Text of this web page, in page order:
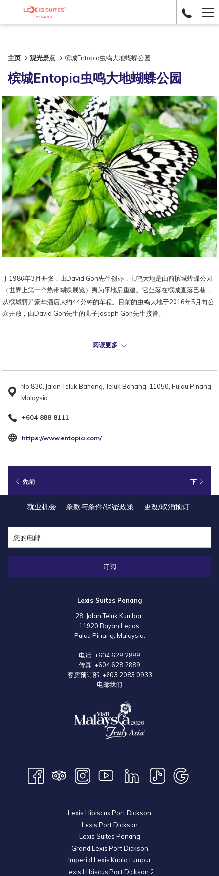
主页 观光景点 槟城Entopia虫鸣大地蝴蝶公园
槟城Entopia虫鸣大地蝴蝶公园
于1986年3月开张，由David Goh先生创办，虫鸣大地是由前槟城蝴蝶公园
（世界上第一个热带蝴蝶展览）夷为平地后重建。它坐落在槟城直落巴巷，
从槟城丽昇豪华酒店大约44分钟的车程。目前的虫鸣大地于2016年5月向公
众开放，由David Goh先生的儿子Joseph Goh先生接管。
馆，同时也是一个研究繁殖方法的中心。这里有超过4000只120种不同种类
蝶(Troides Helena)，游客们会被这里缤纷夺目的蝴蝶所吸引。
距槟城丽昇豪华酒店仅27公里，槟城的虫鸣大地也有其它景点，如爬行动
虫、蜘蛛等。除此之外，这里也有为游客提供咖啡厅和纪念品商店等设施。
这个领域工作研究专业人员来说是个非常棒的教育和研究中心。
迫不及待地想要被成千上万的蝴蝶围绕着？现在就预订您在槟城丽昇豪华酒
店的套房吧!
门票可能会有所不同，所以前往他们的网站或联系他们以获取更多信息。
地图:
上午9点至下午5点（周一至周三）、上午9点至下午5点 & 下午7点至下
午9点（周四至周日）
阅读更多
No.830, Jalan Teluk Bahang, Teluk Bahang, 11050, Pulau Pinang,
Malaysia
+604 888 8111
https://www.entopia.com/开
页
先前 下
就业机会 条款与条件/保密政策 更改/取消预订
订阅
Lexis Suites Penang
28, Jalan Teluk Kumbar,
11920 Bayan Lepas,
Pulau Pinang, Malaysia.
电话: +604 628 2888
传真: +604 628 2889
客房预订部: +603 2083 0933
电邮我们
Lexis Hibiscus Port Dickson
Lexis Port Dickson
Lexis Suites Penang
Grand Lexis Port Dickson
Imperial Lexis Kuala Lumpur
Lexis Hibiscus Port Dickson 2